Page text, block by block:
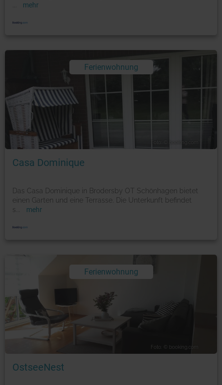
mehr
Ferienwohnung
Casa Dominique
Das Casa Dominique in Brodersby OT Schönhagen bietet
einen Garten und eine Terrasse. Die Unterkunft befindet
s
mehr
Ferienwohnung
Foto: © booking.com
OstseeNest